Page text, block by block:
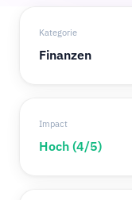
Kategorie
Finanzen
Impact
Hoch (4/5)